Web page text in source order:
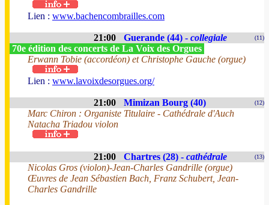
Lien : www.bachencombrailles.com
21:00 Guerande (44) - collegiale (11)
70e édition des concerts de La Voix des Orgues
Erwann Tobie (accordéon) et Christophe Gauche (orgue)
Lien : www.lavoixdesorgues.org/
21:00 Mimizan Bourg (40) (12)
Marc Chiron : Organiste Titulaire - Cathédrale d'Auch
Natacha Triadou violon
21:00 Chartres (28) - cathédrale (13)
Nicolas Gros (violon)-Jean-Charles Gandrille (orgue)
Œuvres de Jean Sébastien Bach, Franz Schubert, Jean-
Charles Gandrille